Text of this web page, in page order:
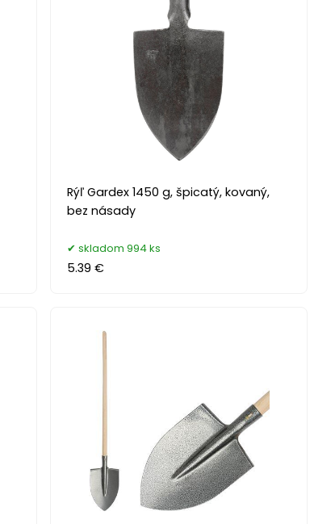
Rýľ Gardex 1450 g, špicatý, kovaný,
bez násady
skladom 994 ks
5.39 €